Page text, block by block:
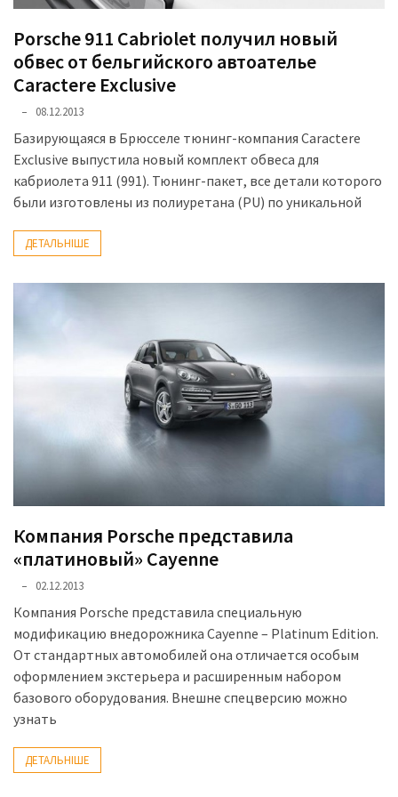
Porsche 911 Cabriolet получил новый
обвес от бельгийского автоателье
Caractere Exclusive
08.12.2013
Базирующаяся в Брюсселе тюнинг-компания Caractere
Exclusive выпустила новый комплект обвеса для
кабриолета 911 (991). Тюнинг-пакет, все детали которого
были изготовлены из полиуретана (PU) по уникальной
ДЕТАЛЬНІШЕ
Компания Porsche представила
«платиновый» Cayenne
02.12.2013
Компания Porsche представила специальную
модификацию внедорожника Cayenne – Platinum Edition.
От стандартных автомобилей она отличается особым
оформлением экстерьера и расширенным набором
базового оборудования. Внешне спецверсию можно
узнать
ДЕТАЛЬНІШЕ